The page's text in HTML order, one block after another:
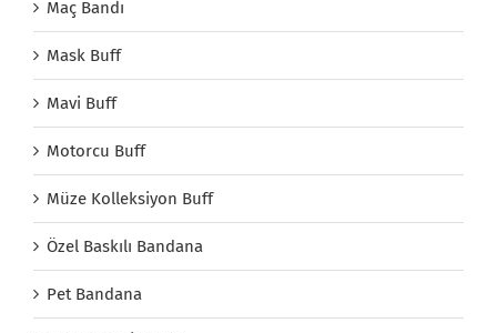
Maç Bandı
Mask Buff
Mavi Buff
Motorcu Buff
Müze Kolleksiyon Buff
Özel Baskılı Bandana
Pet Bandana